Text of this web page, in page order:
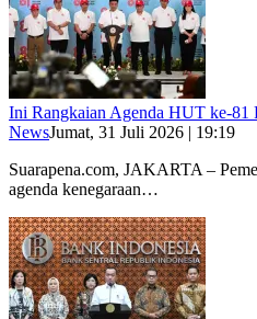
Ini Rangkaian Agenda HUT ke-81
NewsJumat, 31 Juli 2026 | 19:19
Suarapena.com, JAKARTA –
agenda kenegaraan…